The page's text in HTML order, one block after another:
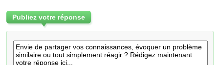
Publiez votre réponse